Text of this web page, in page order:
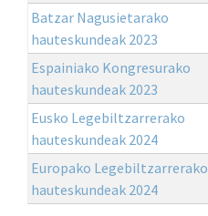
Batzar Nagusietarako
hauteskundeak 2023
Espainiako Kongresurako
hauteskundeak 2023
Eusko Legebiltzarrerako
hauteskundeak 2024
Europako Legebiltzarrerako
hauteskundeak 2024